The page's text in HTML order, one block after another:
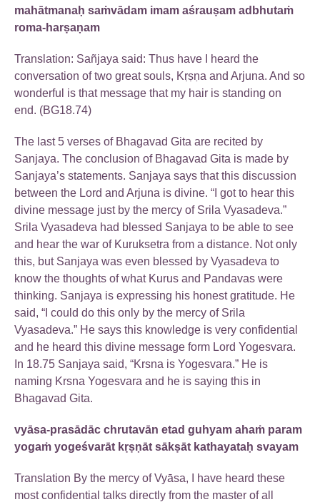
mahātmanaḥ saṁvādam imam aśrauṣam adbhutaṁ
roma-harṣaṇam
Translation: Sañjaya said: Thus have I heard the
conversation of two great souls, Kṛṣṇa and Arjuna. And so
wonderful is that message that my hair is standing on
end. (BG18.74)
The last 5 verses of Bhagavad Gita are recited by
Sanjaya. The conclusion of Bhagavad Gita is made by
Sanjaya’s statements. Sanjaya says that this discussion
between the Lord and Arjuna is divine. “I got to hear this
divine message just by the mercy of Srila Vyasadeva.”
Srila Vyasadeva had blessed Sanjaya to be able to see
and hear the war of Kuruksetra from a distance. Not only
this, but Sanjaya was even blessed by Vyasadeva to
know the thoughts of what Kurus and Pandavas were
thinking. Sanjaya is expressing his honest gratitude. He
said, “I could do this only by the mercy of Srila
Vyasadeva.” He says this knowledge is very confidential
and he heard this divine message form Lord Yogesvara.
In 18.75 Sanjaya said, “Krsna is Yogesvara.” He is
naming Krsna Yogesvara and he is saying this in
Bhagavad Gita.
vyāsa-prasādāc chrutavān etad guhyam ahaṁ param
yogaṁ yogeśvarāt kṛṣṇāt sākṣāt kathayataḥ svayam
Translation By the mercy of Vyāsa, I have heard these
most confidential talks directly from the master of all